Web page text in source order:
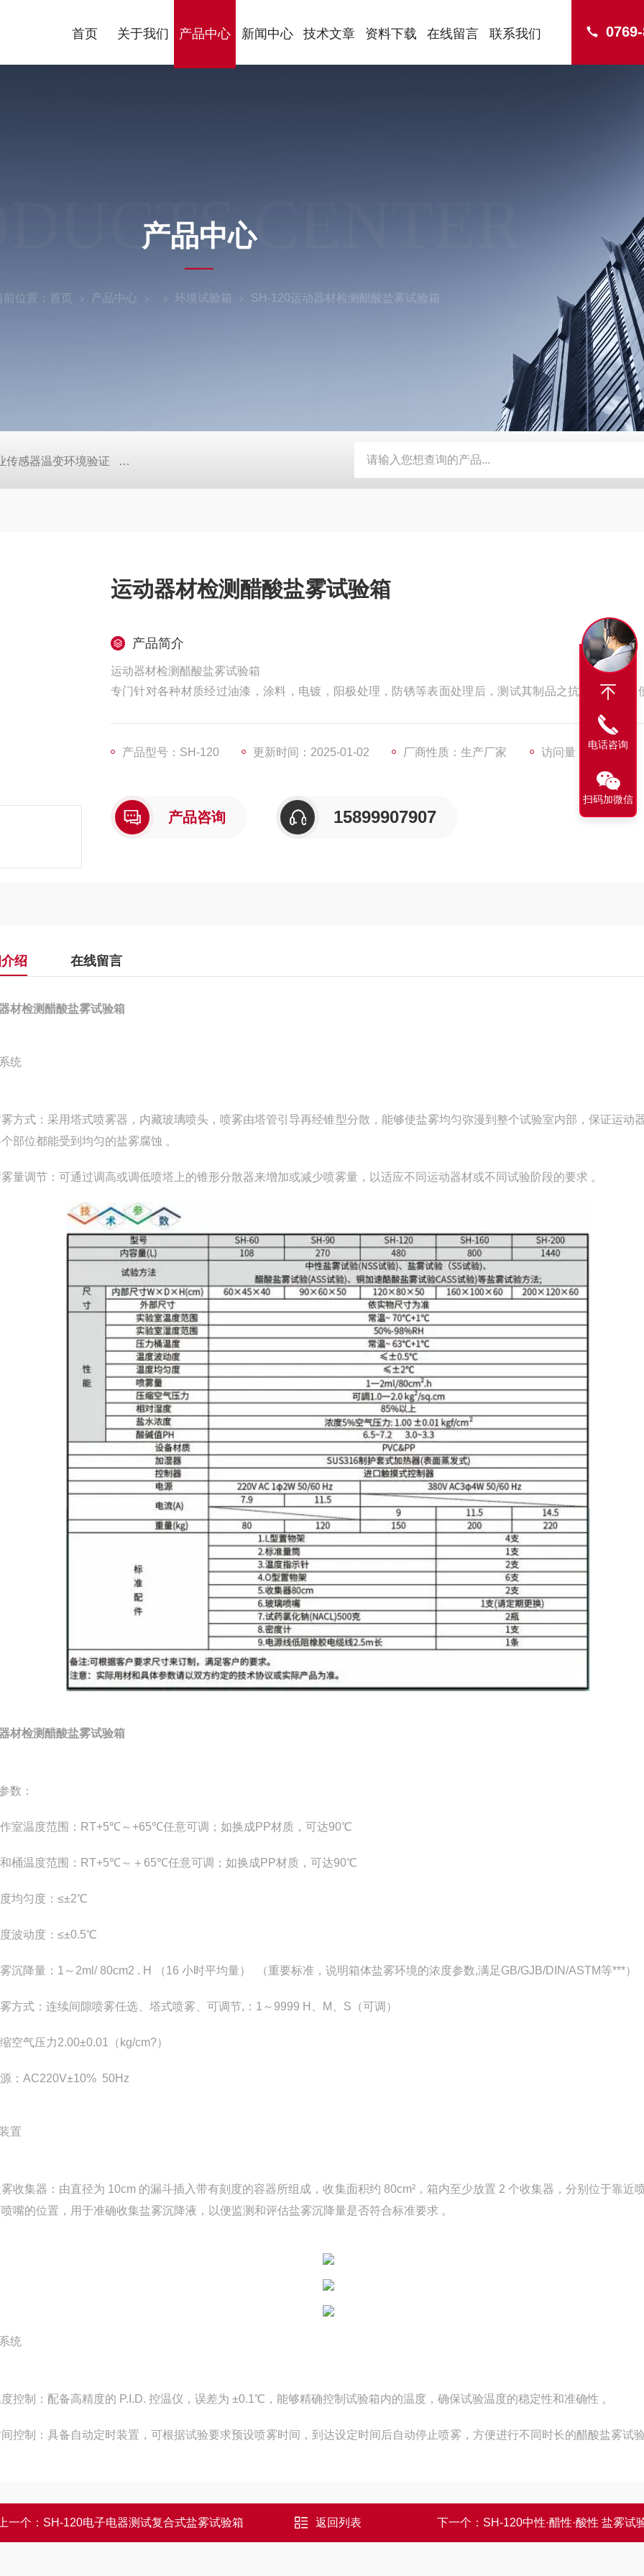
首页 关于我们 产品中心 新闻中心 技术文章 资料下载 在线留言 联系我们
CENTER
产品中心
前位置： 首页 产品中心 环境试验箱 SH-120运动器材检测醋酸盐雾试验箱
传感器温变环境验证 TEB-600PF快温变高低温实验箱、自动补水功能 SMD-210PF-FPC抗寒耐湿 FPC 折弯机
运动器材检测醋酸盐雾试验箱
产品简介
运动器材检测醋酸盐雾试验箱
专门针对各种材质经过油漆，涂料，电镀，阳极处理，防锈等表面处理后，测试其制品之抗腐蚀能力，
产品型号：SH-120
更新时间：2025-01-02 厂商性质：生产厂家 访问量：438
产品咨询 15899907907
绍 在线留言
材检测醋酸盐雾试验箱
统
方式：采用塔式喷雾器，内藏玻璃喷头，喷雾由塔管引导再经锥型分散，能够使盐雾均匀弥漫到整个试验室内部，保证运动
部位都能受到均匀的盐雾腐蚀 。
量调节：可通过调高或调低喷塔上的锥形分散器来增加或减少喷雾量，以适应不同运动器材或不同试验阶段的要求 。
材检测醋酸盐雾试验箱
数：
室温度范围：RT+5℃～+65℃任意可调；如换成PP材质，可达90℃
桶温度范围：RT+5℃～＋65℃任意可调；如换成PP材质，可达90℃
均匀度：≤±2℃
波动度：≤±0.5℃
沉降量：1～2ml/ 80cm2 . H （16 小时平均量） （重要标准，说明箱体盐雾环境的浓度参数,满足GB/GJB/DIN/ASTM等***）
方式：连续间隙喷雾任选、塔式喷雾、可调节,：1～9999 H、M、S（可调）
空气压力2.00±0.01（kg/cm?）
：AC220V±10% 50Hz
置
收集器：由直径为 10cm 的漏斗插入带有刻度的容器所组成，收集面积约 80cm²，箱内至少放置 2 个收集器，分别位于靠近
嘴的位置，用于准确收集盐雾沉降液，以便监测和评估盐雾沉降量是否符合标准要求 。
统
控制：配备高精度的 P.I.D. 控温仪，误差为 ±0.1℃，能够精确控制试验箱内的温度，确保试验温度的稳定性和准确性 。
控制：具备自动定时装置，可根据试验要求预设喷雾时间，到达设定时间后自动停止喷雾，方便进行不同时长的醋酸盐雾试
一个： SH-120电子电器测试复合式盐雾试验箱 返回列表 下一个： SH-120中性·醋性·酸性 盐雾试
电话咨询
扫码加微信